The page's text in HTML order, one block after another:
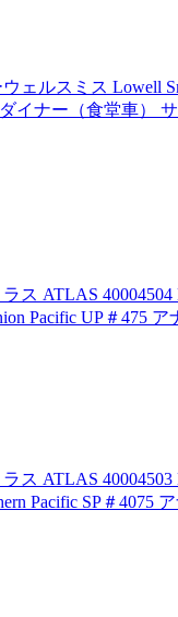
ウェルスミス Lowell
イナー（食堂車） サ
ス ATLAS
Pacific UP＃475 ア
ス ATLAS
Pacific SP＃4075